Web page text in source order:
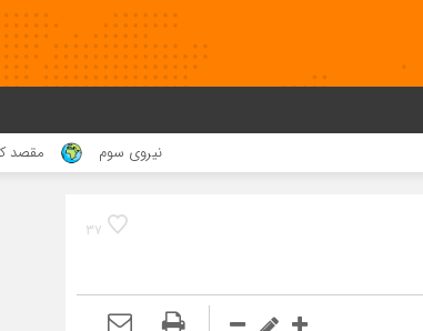
مقصد کجا بود !؟
۳۷